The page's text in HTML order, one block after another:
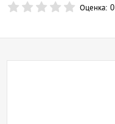
Оценка:0